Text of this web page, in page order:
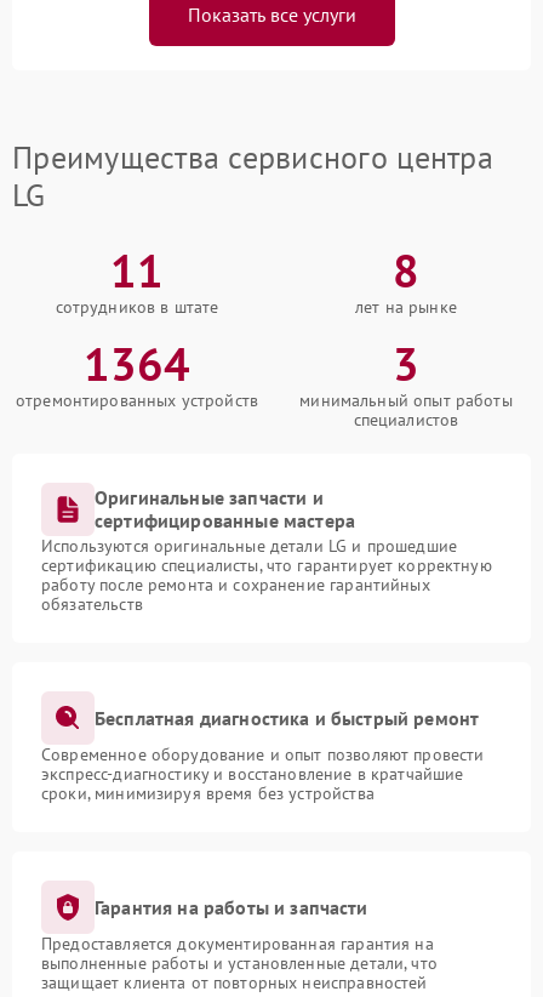
Показать все услуги
Преимущества сервисного центра
LG
11
сотрудников в штате
8
лет на рынке
1364
отремонтированных устройств
3
минимальный опыт работы
специалистов
Оригинальные запчасти и
сертифицированные мастера
Используются оригинальные детали LG и прошедшие
сертификацию специалисты, что гарантирует корректную
работу после ремонта и сохранение гарантийных
обязательств
Бесплатная диагностика и быстрый ремонт
Современное оборудование и опыт позволяют провести
экспресс-диагностику и восстановление в кратчайшие
сроки, минимизируя время без устройства
Гарантия на работы и запчасти
Предоставляется документированная гарантия на
выполненные работы и установленные детали, что
защищает клиента от повторных неисправностей